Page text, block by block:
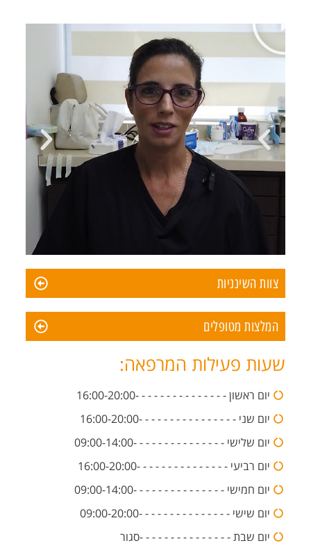
צוות השינניות
המלצות מטופלים
שעות פעילות המרפאה:
יום ראשון - - - - - - - - - - - - - - -16:00-20:00
יום שני - - - - - - - - - - - - - - - -16:00-20:00
יום שלישי - - - - - - - - - - - - - - -09:00-14:00
יום רביעי - - - - - - - - - - - - - - -16:00-20:00
יום חמישי - - - - - - - - - - - - - - -09:00-14:00
יום שישי - - - - - - - - - - - - - - -09:00-20:00
יום שבת - - - - - - - - - - - - - - -סגור